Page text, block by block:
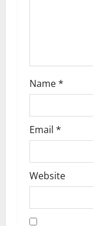
Name*
Email *
Website